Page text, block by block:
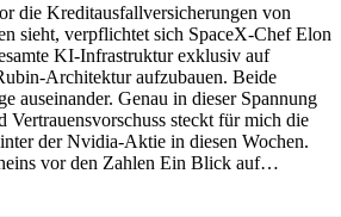
die Kreditausfallversicherungen von
sieht, verpflichtet sich SpaceX-Chef Elon
KI-Infrastruktur exklusiv auf
Architektur aufzubauen. Beide
auseinander. Genau in dieser Spannung
Vertrauensvorschuss steckt für mich die
der Nvidia-Aktie in diesen Wochen.
vor den Zahlen Ein Blick auf…